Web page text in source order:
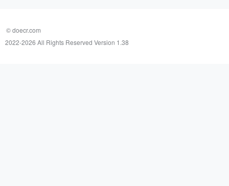
© doecr.com
2022-2026 All Rights Reserved Version 1.38